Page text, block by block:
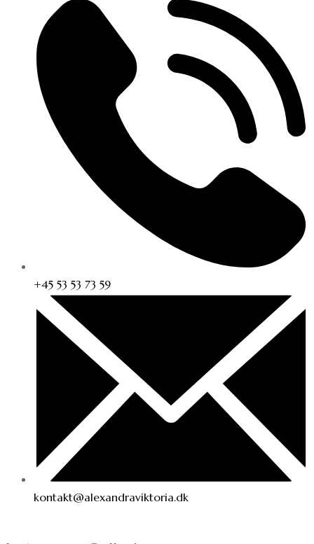
+45 53 53 73 59
kontakt@alexandraviktoria.dk